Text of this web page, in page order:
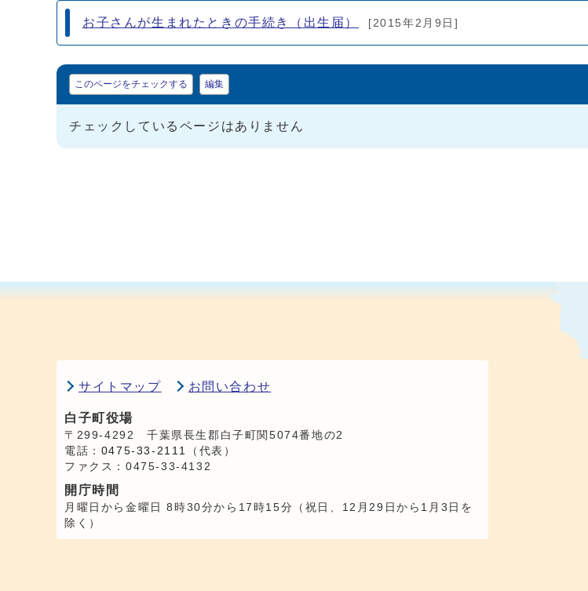
お子さんが生まれたときの手続き（出生届） [2015年2月9日]
マイページ
このページをチェックする 編集
チェックしているページはありません
サイトマップ お問い合わせ
白子町役場
〒299-4292 千葉県長生郡白子町関5074番地の2
電話： 0475-33-2111
（代表）
ファクス：0475-33-4132
開庁時間
月曜日から金曜日 8時30分から17時15分（祝日、12月29日から1月3日を
除く）